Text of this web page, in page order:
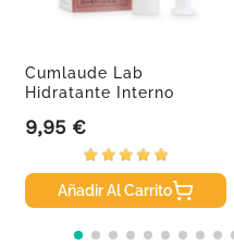
Cumlaude Lab
Hidratante Interno
Precio
9,95 €
Añadir Al Carrito